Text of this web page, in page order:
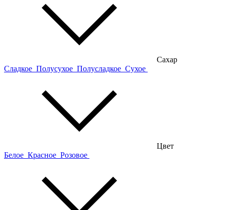
Сахар
Сладкое Полусухое Полусладкое Сухое
Цвет
Белое Красное Розовое